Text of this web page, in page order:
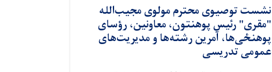
نشست توصیوی محترم مولوی مجیب‌الله
"مقری" رئیس پوهنتون، معاونین، رؤسای
پوهنځی‌ها، آمرین رشته‌ها و مدیریت‌های
عمومی تدریسی